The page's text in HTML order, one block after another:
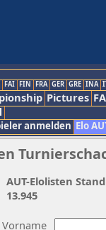
FAI FIN FRA GER GRE INA
Pictures
anmelden Elo
Vorname
AUT-Elolisten
13.945